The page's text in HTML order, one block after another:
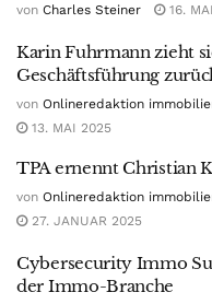
von Charles Steiner 16.
Karin Fuhrmann zieht
Geschäftsführung
von Onlineredaktion
13. MAI 2025
TPA ernennt Christian
von Onlineredaktion
27. JANUAR 2025
Cybersecurity Immo
der Immo-Branche